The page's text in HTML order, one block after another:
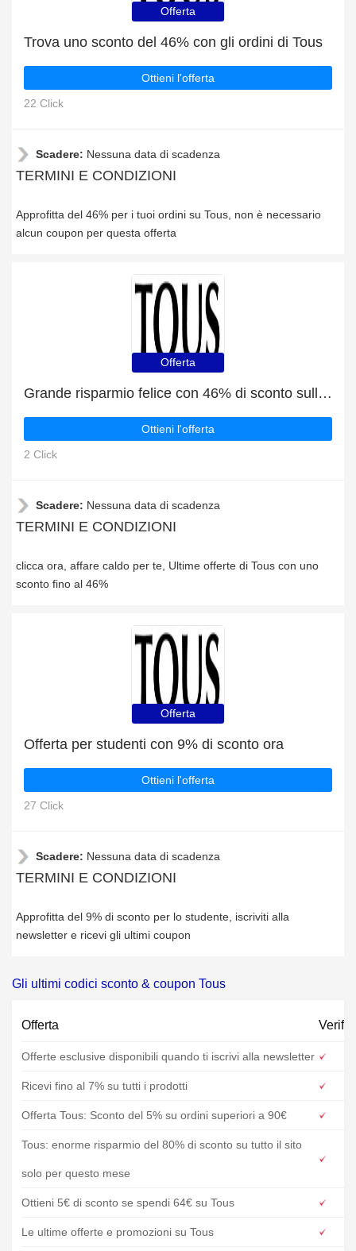
Offerta
Trova uno sconto del 46% con gli ordini di Tous
Ottieni l'offerta
22 Click
Scadere: Nessuna data di scadenza
TERMINI E CONDIZIONI
Approfitta del 46% per i tuoi ordini su Tous, non è necessario
alcun coupon per questa offerta
Offerta
Grande risparmio felice con 46% di sconto sulle ultime offerte
Ottieni l'offerta
2 Click
Scadere: Nessuna data di scadenza
TERMINI E CONDIZIONI
clicca ora, affare caldo per te, Ultime offerte di Tous con uno
sconto fino al 46%
Offerta
Offerta per studenti con 9% di sconto ora
Ottieni l'offerta
27 Click
Scadere: Nessuna data di scadenza
TERMINI E CONDIZIONI
Approfitta del 9% di sconto per lo studente, iscriviti alla
newsletter e ricevi gli ultimi coupon
Gli ultimi codici sconto & coupon Tous
Offerta
Offerte esclusive disponibili quando ti iscrivi alla newsletter
Ricevi fino al 7% su tutti i prodotti
Offerta Tous: Sconto del 5% su ordini superiori a 90€
Tous: enorme risparmio del 80% di sconto su tutto il sito
solo per questo mese
Ottieni 5€ di sconto se spendi 64€ su Tous
Le ultime offerte e promozioni su Tous